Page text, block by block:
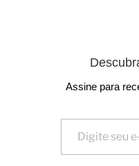
Assine para